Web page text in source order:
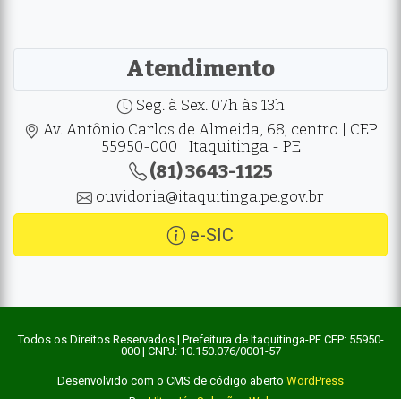
Atendimento
Seg. à Sex. 07h às 13h
Av. Antônio Carlos de Almeida, 68, centro | CEP
55950-000 | Itaquitinga - PE
(81) 3643-1125
ouvidoria@itaquitinga.pe.gov.br
e-SIC
Todos os Direitos Reservados | Prefeitura de Itaquitinga-PE CEP: 55950-
000 | CNPJ: 10.150.076/0001-57
Desenvolvido com o CMS de código aberto WordPress